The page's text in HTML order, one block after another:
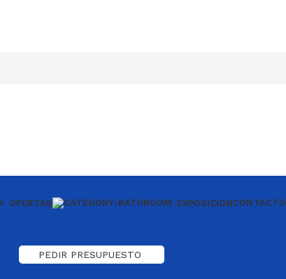
OFERTAS EXPOSICIÓNCONTACTO
PEDIR PRESUPUESTO